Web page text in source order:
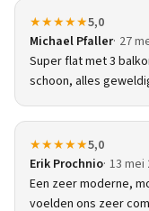
★★★★★5,0
Michael Pfaller 27
Super flat met 3
schoon, alles
★★★★★5,0
Erik Prochnio 13 mei
Een zeer moderne,
voelden ons zeer